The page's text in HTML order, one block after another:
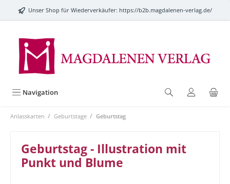
springenUnser Shop für Wiederverkäufer: https://b2b.magdalenen-verlag.de/
Navigation
Anlasskarten / Geburtstage / Geburtstag
Geburtstag - Illustration mit
Punkt und Blume